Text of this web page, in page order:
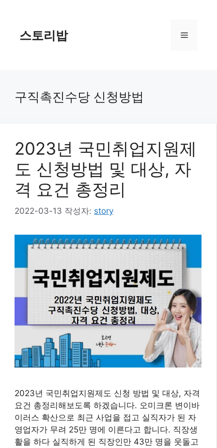
스토리밥 메
구직촉진수당 신청방법
2023년 국민취업지원제
도 신청방법 및 대상, 자
격 요건 총정리
2022-03-13 작성자: story
2023년 국민취업지원제도 신청 방법 및 대상, 자격
요건 총정리해보도록 하겠습니다. 오미크론 변이바
이러스 확산으로 최근 사업을 접고 실직자가 된 자
영업자가 무려 25만 명에 이른다고 합니다. 직장생
활을 하다 실직하게 된 직장인만 43만 명을 웃돌고